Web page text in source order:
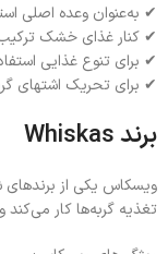
✔ به‌عنوان وعده اصلی
✔ کنار غذای خشک
✔ برای تنوع غذایی
✔ برای تحریک اشتهای
برندWhiskas
تغذیه گربه‌ها کار